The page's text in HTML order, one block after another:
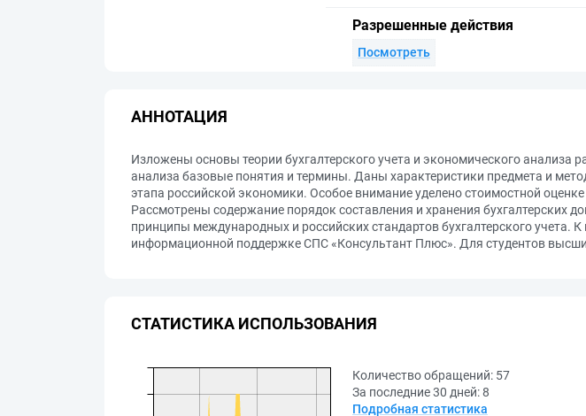
Разрешенные действия
Посмотреть
АННОТАЦИЯ
Изложены основы теории бухгалтерского учета и экономического
анализа базовые понятия и термины. Даны характеристики предмета и
этапа российской экономики. Особое внимание уделено стоимостной
Рассмотрены содержание порядок составления и хранения бухгалтерских
принципы международных и российских стандартов бухгалтерского
информационной поддержке СПС «Консультант Плюс». Для студентов
СТАТИСТИКА ИСПОЛЬЗОВАНИЯ
Количество обращений: 57
За последние 30 дней:8
Подробная статистика